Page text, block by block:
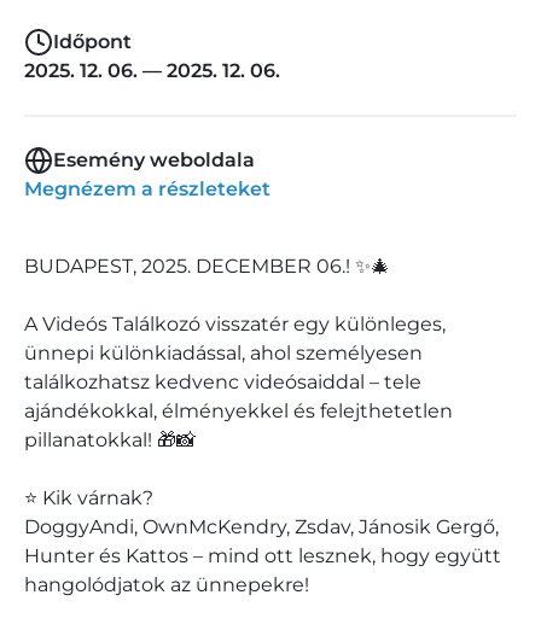
Időpont
2025. 12. 06. — 2025. 12. 06.
Esemény weboldala
Megnézem a részleteket
BUDAPEST, 2025. DECEMBER 06.! ✨🎄
A Videós Találkozó visszatér egy különleges,
ünnepi különkiadással, ahol személyesen
találkozhatsz kedvenc videósaiddal – tele
ajándékokkal, élményekkel és felejthetetlen
pillanatokkal! 🎁📸
⭐ Kik várnak?
DoggyAndi, OwnMcKendry, Zsdav, Jánosik Gergő,
Hunter és Kattos – mind ott lesznek, hogy együtt
hangolódjatok az ünnepekre!